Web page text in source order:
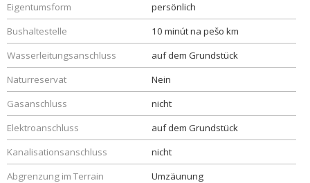
Eigentumsform
persönlich
Bushaltestelle
10 minút na pešo km
Wasserleitungsanschluss
auf dem Grundstück
Naturreservat
Nein
Gasanschluss
nicht
Elektroanschluss
auf dem Grundstück
Kanalisationsanschluss
nicht
Abgrenzung im Terrain
Umzäunung